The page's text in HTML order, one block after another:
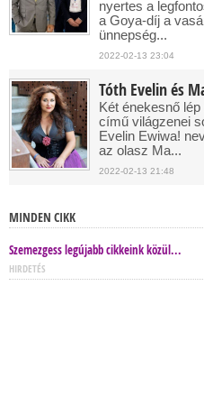
nyertes a
a Goya-díj a
ünnepség...
2022-02-13 23:04
Tóth Evelin és
Két énekesnő
című világzenei
Evelin Ewiwa!
az olasz Ma...
2022-02-13 21:48
MINDEN CIKK
Szemezgess legújabb cikkeink közül...
HIRDETÉS